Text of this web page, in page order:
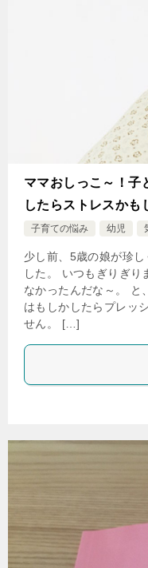
ママおしっこ～！子
したらストレスかも
子育ての悩み 幼児
少し前、5歳の娘が珍
した。 いつもぎりぎり
なかったんだな～。 と
はもしかしたらプレッ
せん。 […]